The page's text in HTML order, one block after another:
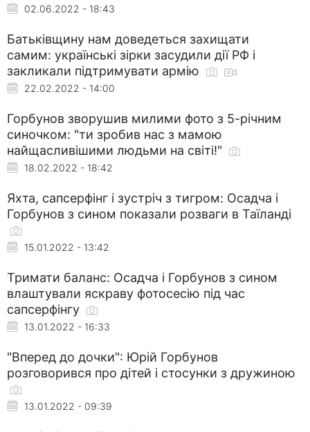
02.06.2022 - 18:43
Батьківщину нам доведеться захищати
самим: українські зірки засудили дії РФ і
закликали підтримувати армію
22.02.2022 - 14:00
Горбунов зворушив милими фото з 5-річним
синочком: "ти зробив нас з мамою
найщасливішими людьми на світі!"
18.02.2022 - 18:42
Яхта, сапсерфінг і зустріч з тигром: Осадча і
Горбунов з сином показали розваги в Таїланді
15.01.2022 - 13:42
Тримати баланс: Осадча і Горбунов з сином
влаштували яскраву фотосесію під час
сапсерфінгу
13.01.2022 - 16:33
"Вперед до дочки": Юрій Горбунов
розговорився про дітей і стосунки з дружиною
13.01.2022 - 09:39